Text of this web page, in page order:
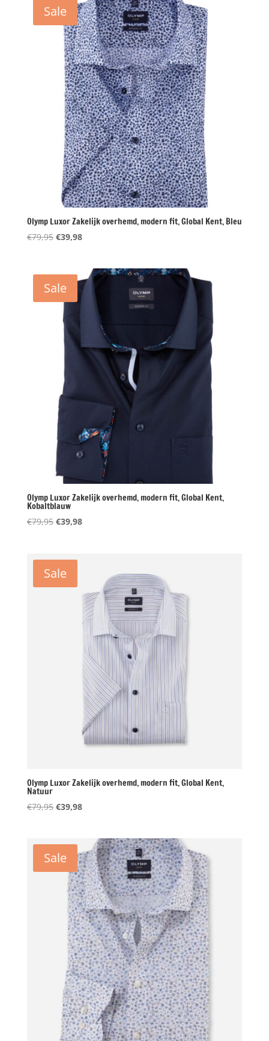
Sale
Olymp Luxor Zakelijk overhemd, modern fit, Global Kent, Bleu
€79,95 Oorspronkelijke
€79,95.
€39,98Huidige
€39,98.
Sale
Olymp Luxor Zakelijk overhemd, modern fit, Global Kent,
Kobaltblauw
€79,95 Oorspronkelijke
€79,95.
€39,98Huidige
Sale
Olymp Luxor Zakelijk overhemd, modern fit, Global Kent,
Natuur
€79,95 Oorspronkelijke
€79,95.
€39,98Huidige
€39,98.
Sale